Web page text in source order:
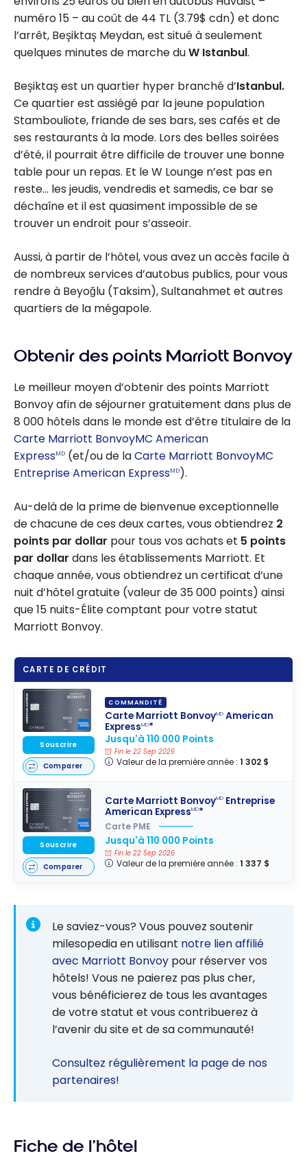
numéro 15 – au coût de 44 TL (3.79$ cdn) et donc
l’arrêt, Beşiktaş Meydan, est situé à seulement
quelques minutes de marche duW Istanbul.
Beşiktaş est un quartier hyper branché d’Istanbul.
Ce quartier est assiégé par la jeune population
Stambouliote, friande de ses bars, ses cafés et de
ses restaurants à la mode. Lors des belles soirées
d’été, il pourrait être difficile de trouver une bonne
table pour un repas. Et le W Lounge n’est pas en
reste… les jeudis, vendredis et samedis, ce bar se
déchaîne et il est quasiment impossible de se
trouver un endroit pour s’asseoir.
Aussi, à partir de l’hôtel, vous avez un accès facile à
de nombreux services d’autobus publics, pour vous
rendre à Beyoğlu (Taksim), Sultanahmet et autres
quartiers de la mégapole.
Obtenir des points Marriott Bonvoy
Le meilleur moyen d’obtenir des points Marriott
Bonvoy afin de séjourner gratuitement dans plus de
8 000 hôtels dans le monde est d’être titulaire de la
Carte Marriott BonvoyMC American
ExpressMD (et/ou de laCarte Marriott BonvoyMC
Entreprise American ExpressMD).
Au-delà de la prime de bienvenue exceptionnelle
de chacune de ces deux cartes, vous obtiendrez 2
points par dollar pour tous vos achats et 5 points
par dollar dans les établissements Marriott. Et
chaque année, vous obtiendrez un certificat d’une
nuit d’hôtel gratuite (valeur de 35 000 points) ainsi
que 15 nuits-Élite comptant pour votre statut
Marriott Bonvoy.
CARTE DE CRÉDIT
COMMANDITÉ
Carte Marriott BonvoyMD American
ExpressMD*
Jusqu'à 110 000 Points
Fin le 22 Sep 2026
Valeur de la première année : 1 302 $
Souscrire
Comparer
Carte Marriott BonvoyMD Entreprise
American ExpressMD*
Carte PME
Jusqu'à 110 000 Points
Fin le 22 Sep 2026
Valeur de la première année : 1 337 $
Souscrire
Comparer
Le saviez-vous? Vous pouvez soutenir
milesopedia en utilisant notre lien affilié
avec Marriott Bonvoy pour réserver vos
hôtels! Vous ne paierez pas plus cher,
vous bénéficierez de tous les avantages
de votre statut et vous contribuerez à
l’avenir du site et de sa communauté!
Consultez régulièrement la page de nos
partenaires!
Fiche de l’hôtel